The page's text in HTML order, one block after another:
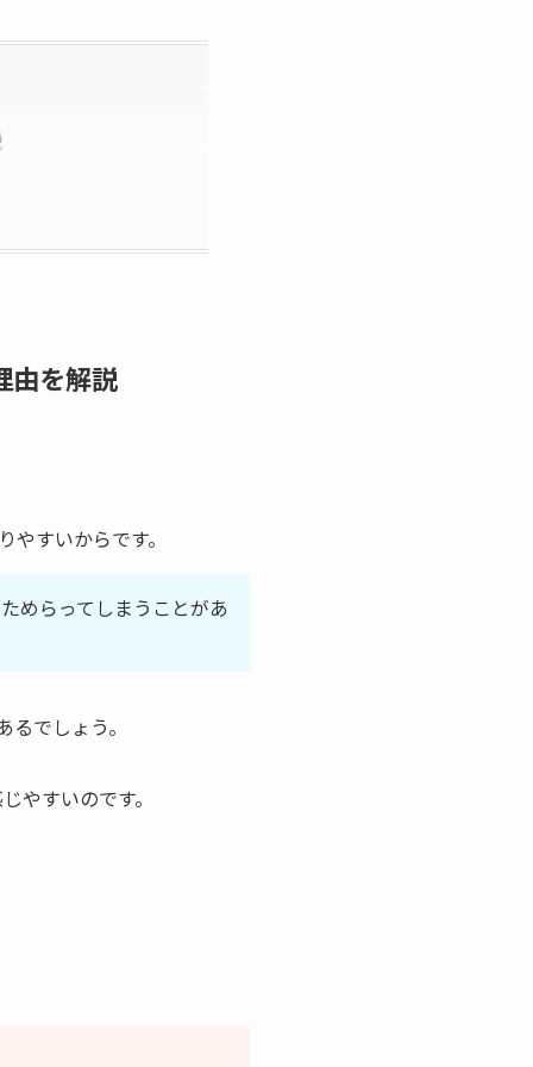
由を解説
すいからです。
めらってしまうことがあ
でしょう。
やすいのです。